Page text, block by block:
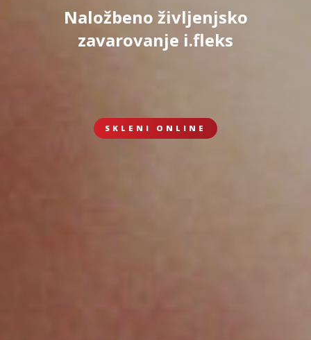
Naložbeno življenjsko
zavarovanje i.fleks
SKLENI ONLINE